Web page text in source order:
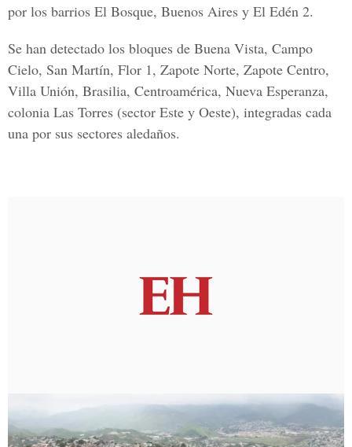
por los barrios El Bosque, Buenos Aires y El Edén 2.
Se han detectado los bloques de Buena Vista, Campo
Cielo, San Martín, Flor 1, Zapote Norte, Zapote Centro,
Villa Unión, Brasilia, Centroamérica, Nueva Esperanza,
colonia Las Torres (sector Este y Oeste), integradas cada
una por sus sectores aledaños.